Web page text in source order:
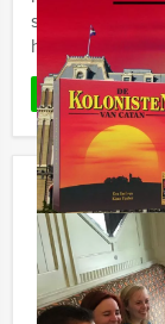
spelprogramma
hypermodern,
LEES MEER
Ik